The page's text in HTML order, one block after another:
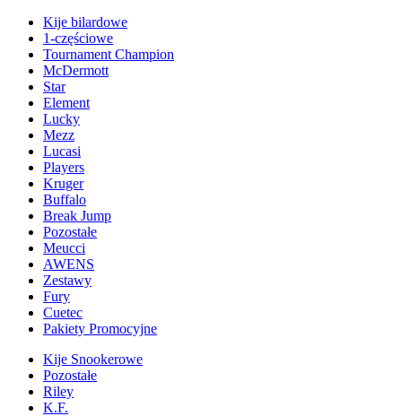
Kije bilardowe
1-częściowe
Tournament Champion
McDermott
Star
Element
Lucky
Mezz
Lucasi
Players
Kruger
Buffalo
Break Jump
Pozostałe
Meucci
AWENS
Zestawy
Fury
Cuetec
Pakiety Promocyjne
Kije Snookerowe
Pozostałe
Riley
K.F.